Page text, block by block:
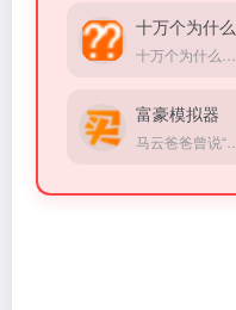
十万个为什么
富豪模拟器